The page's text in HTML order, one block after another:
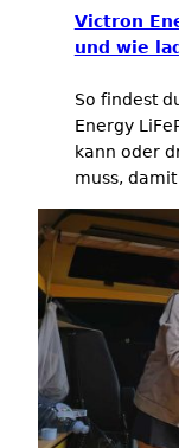
Victron
und wie
So findest
Energy
kann oder
muss,